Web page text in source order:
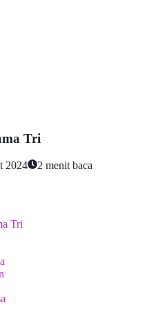
Tri
2024 2 menit baca
Tri